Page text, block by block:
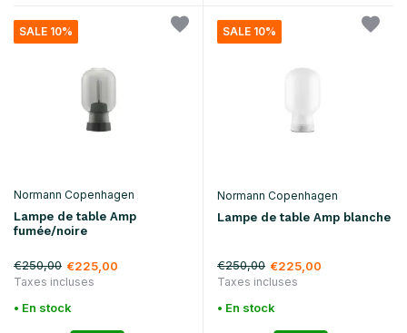
SALE 10%
Normann Copenhagen
Lampe de table Amp
fumée/noire
€250,00 €225,00
Taxes incluses
• En stock
SALE 10%
Normann Copenhagen
Lampe de table Amp blanche
€250,00 €225,00
Taxes incluses
• En stock